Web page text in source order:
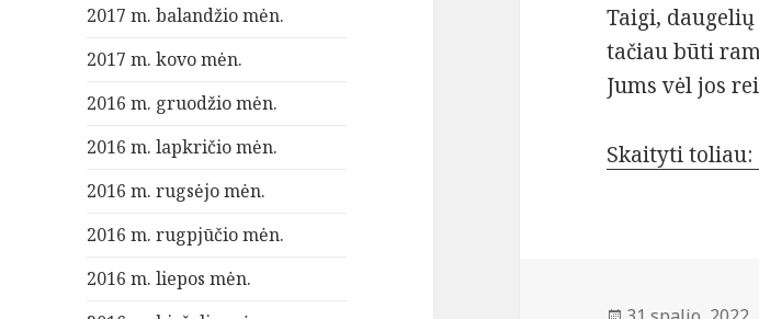
2017 m. balandžio mėn.
2017 m. kovo mėn.
2016 m. gruodžio mėn.
2016 m. lapkričio mėn.
2016 m. rugsėjo mėn.
2016 m. rugpjūčio mėn.
2016 m. liepos mėn.
Taigi,
tačiau būti
Jums vėl jos
Skaityti toliau: